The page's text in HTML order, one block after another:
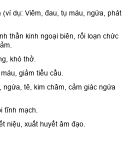
(ví dụ: Viêm, đau, tụ máu, ngứa, phát
thần kinh ngoại biên, rối loạn chức
khó thở.
giảm tiểu cầu.
ngứa, tê, kim châm, cảm giác ngứa
tĩnh mạch.
niệu, xuất huyết âm đạo.